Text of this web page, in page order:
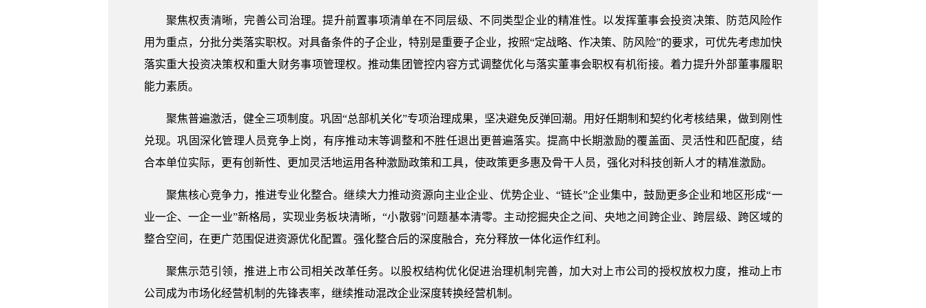
聚焦权责清晰，完善公司治理。提升前置事项清单在不同层级、不同类型企业的精准性。以发挥董事会投资决策、防范风险作
用为重点，分批分类落实职权。对具备条件的子企业，特别是重要子企业，按照“定战略、作决策、防风险”的要求，可优先考虑加快
落实重大投资决策权和重大财务事项管理权。推动集团管控内容方式调整优化与落实董事会职权有机衔接。着力提升外部董事履职
能力素质。
聚焦普遍激活，健全三项制度。巩固“总部机关化”专项治理成果，坚决避免反弹回潮。用好任期制和契约化考核结果，做到刚性
兑现。巩固深化管理人员竞争上岗，有序推动末等调整和不胜任退出更普遍落实。提高中长期激励的覆盖面、灵活性和匹配度，结
合本单位实际，更有创新性、更加灵活地运用各种激励政策和工具，使政策更多惠及骨干人员，强化对科技创新人才的精准激励。
聚焦核心竞争力，推进专业化整合。继续大力推动资源向主业企业、优势企业、“链长”企业集中，鼓励更多企业和地区形成“一
业一企、一企一业”新格局，实现业务板块清晰，“小散弱”问题基本清零。主动挖掘央企之间、央地之间跨企业、跨层级、跨区域的
整合空间，在更广范围促进资源优化配置。强化整合后的深度融合，充分释放一体化运作红利。
聚焦示范引领，推进上市公司相关改革任务。以股权结构优化促进治理机制完善，加大对上市公司的授权放权力度，推动上市
公司成为市场化经营机制的先锋表率，继续推动混改企业深度转换经营机制。